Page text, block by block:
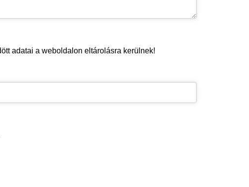
adatai a weboldalon eltárolásra kerülnek!